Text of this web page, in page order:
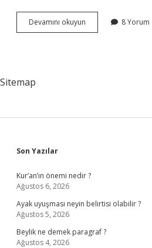
Devamını okuyun Moment
Nedir
8 Yorum
Sitemap
Sidebar
Son Yazılar
Kur’an’ın önemi nedir ?
Ağustos 6, 2026
Ayak uyuşması neyin belirtisi olabilir ?
Ağustos 5, 2026
Beylik ne demek paragraf ?
Ağustos 4, 2026